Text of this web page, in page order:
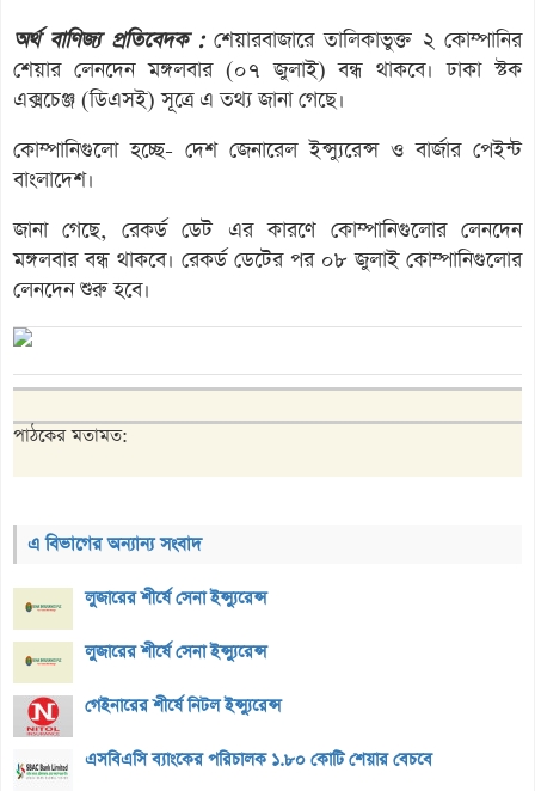
অর্থ বাণিজ্য প্রতিবেদক :শেয়ারবাজারে তালিকাভুক্ত ২ কোম্পানির
শেয়ার লেনদেন মঙ্গলবার (০৭ জুলাই) বন্ধ থাকবে। ঢাকা স্টক
এক্সচেঞ্জ (ডিএসই) সূত্রে এ তথ্য জানা গেছে।
কোম্পানিগুলো হচ্ছে- দেশ জেনারেল ইন্স্যুরেন্স ও বার্জার পেইন্ট
বাংলাদেশ।
জানা গেছে, রেকর্ড ডেট এর কারণে কোম্পানিগুলোর লেনদেন
মঙ্গলবার বন্ধ থাকবে। রেকর্ড ডেটের পর ০৮ জুলাই কোম্পানিগুলোর
লেনদেন শুরু হবে।
পাঠকের মতামত:
এ বিভাগের অন্যান্য সংবাদ
লুজারের শীর্ষে সেনা ইন্স্যুরেন্স
লুজারের শীর্ষে সেনা ইন্স্যুরেন্স
গেইনারের শীর্ষে নিটল ইন্স্যুরেন্স
এসবিএসি ব্যাংকের পরিচালক ১.৮০ কোটি শেয়ার বেচবে